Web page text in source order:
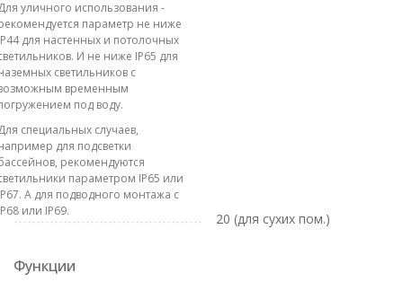
уличного использования -
параметр не ниже
для настенных и потолочных
И не ниже IP65 для
светильников с
временным
под воду.
специальных случаев,
для подсветки
рекомендуются
параметром IP65 или
А для подводного монтажа с
или IP69.
20 (для сухих пом.)
Функции